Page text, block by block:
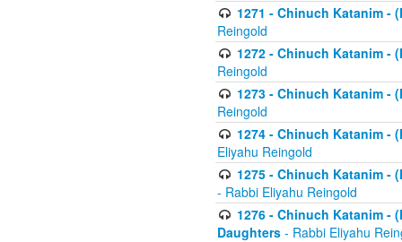
1271 - Chinuch Katanim -
Reingold
1272 - Chinuch Katanim -
Reingold
1273 - Chinuch Katanim -
Reingold
1274 - Chinuch Katanim -
Eliyahu Reingold
1275 - Chinuch Katanim -
- Rabbi Eliyahu Reingold
1276 - Chinuch Katanim -
Daughters - Rabbi Eliyahu